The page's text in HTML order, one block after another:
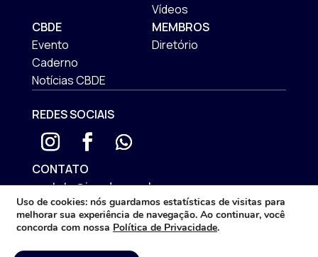
Vídeos
CBDE
Evento
Caderno
Notícias CBDE
MEMBROS
Diretório
REDES SOCIAIS
CONTATO
contato@iprade.com.br
ENDEREÇO
Rua Mateus Leme, 575 | São Francisco
Uso de cookies: nós guardamos estatísticas de visitas para
melhorar sua experiência de navegação. Ao continuar, você
concorda com nossa Política de Privacidade.